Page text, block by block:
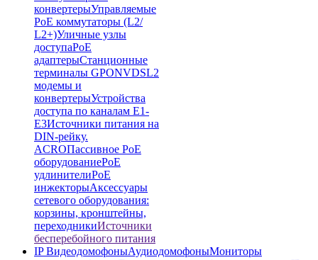
конвертерыУправляемые
PoE коммутаторы (L2/
L2+)Уличные узлы
доступаPoE
адаптерыСтанционные
терминалы GPONVDSL2
модемы и
конвертерыУстройства
доступа по каналам E1-
E3Источники питания на
DIN-рейку.
ACROПассивное PoE
оборудованиеPoE
удлинителиPoE
инжекторыАксессуары
сетевого оборудования:
корзины, кронштейны,
переходникиИсточники
бесперебойного питания
IP ВидеодомофоныАудиодомофоныМониторы